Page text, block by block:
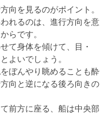
向を見るのがポイント。
れるのは、進行方向を意
らです。
て身体を傾けて、目・
よいでしょう。
ぼんやり眺めることも酔
向と逆になる後ろ向きの
前方に座る、船は中央部